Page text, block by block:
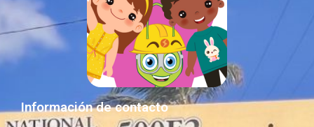
Información de contacto